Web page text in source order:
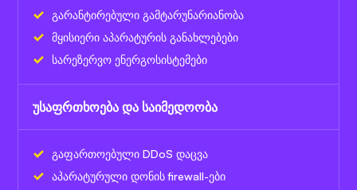
გარანტირებული გამტარუნარიანობა
მყისიერი აპარატურის განახლებები
სარეზერვო ენერგოსისტემები
უსაფრთხოება და საიმედოობა
გაფართოებული DDoS დაცვა
აპარატურული დონის firewall-ები